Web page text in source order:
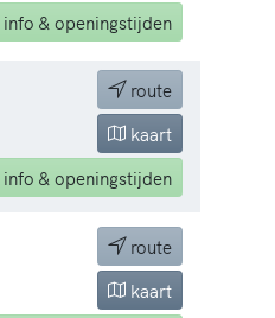
info & openingstijden
route
kaart
info & openingstijden
route
kaart